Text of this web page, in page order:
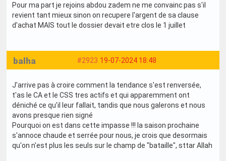
Pour ma part je rejoins abdou zadem ne me convainc pas s'il
revient tant mieux sinon on recupere l'argent de sa clause
d'achat MAIS tout le dossier devait etre clos le 1 juillet
#2923 19-07-2024 18:48
balha
J'arrive pas à croire comment la tendance s'est renversée,
t'as le CA et le CSS tres actifs et qui apparemment ont
déniché ce qu'il leur fallait, tandis que nous galerons et nous
avons presque rien signé
Pourquoi on est dans cette impasse !!! la saison prochaine
s'annoce chaude et serrée pour nous, je crois que desormais
qu'on n'est plus les seuls sur le champ de "bataille", sttar Allah